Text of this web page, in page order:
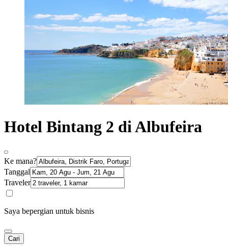
Hotel Bintang 2 di Albufeira
Ke mana?
Tanggal
Traveler
Saya bepergian untuk bisnis
Cari